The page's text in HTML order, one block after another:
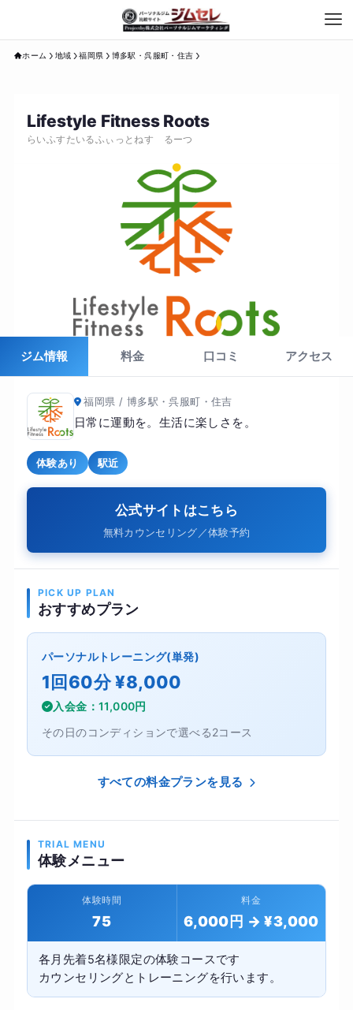
ホーム 地域 福岡県 博多駅・呉服町・住吉
Lifestyle Fitness Roots
らいふすたいるふぃっとねす るーつ
ジム情報 料金 口コミ アクセス
福岡県 / 博多駅・呉服町・住吉
日常に運動を。生活に楽しさを。
体験あり 駅近
公式サイトはこちら
無料カウンセリング／体験予約
PICK UP PLAN
おすすめプラン
パーソナルトレーニング(単発)
1回60分 ¥8,000
入会金：11,000円
その日のコンディションで選べる2コース
すべての料金プランを見る
TRIAL MENU
体験メニュー
体験時間
75
料金
6,000円 → ¥3,000
各月先着5名様限定の体験コースです
カウンセリングとトレーニングを行います。